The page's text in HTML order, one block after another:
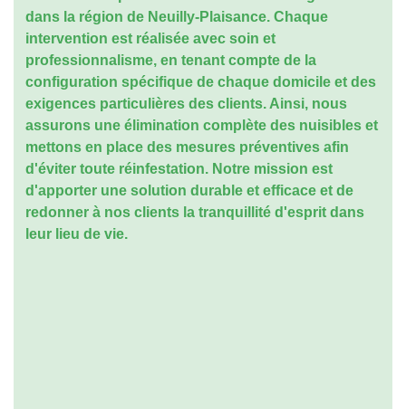
dans la région de Neuilly-Plaisance. Chaque
intervention est réalisée avec soin et
professionnalisme, en tenant compte de la
configuration spécifique de chaque domicile et des
exigences particulières des clients. Ainsi, nous
assurons une élimination complète des nuisibles et
mettons en place des mesures préventives afin
d'éviter toute réinfestation. Notre mission est
d'apporter une solution durable et efficace et de
redonner à nos clients la tranquillité d'esprit dans
leur lieu de vie.